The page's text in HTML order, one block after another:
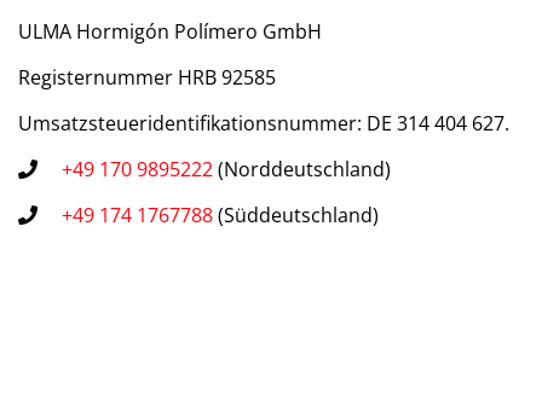
ULMA Hormigón Polímero GmbH
Registernummer HRB 92585
Umsatzsteueridentifikationsnummer: DE 314 404 627.
+49 170 9895222(Norddeutschland)
+49 174 1767788(Süddeutschland)